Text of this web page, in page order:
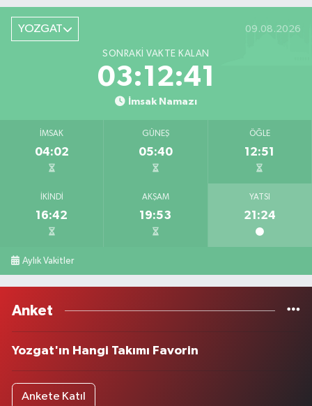
YOZGAT 09.08.2026
SONRAKI VAKTE KALAN
03:12:41
İmsak Namazı
İMSAK
04:02
GÜNEŞ
05:40
ÖĞLE
12:51
İKINDI
16:42
AKŞAM
19:53
YATSI
21:24
Aylık Vakitler
Anket
Yozgat'ın Hangi Takımı Favorin
Ankete Katıl